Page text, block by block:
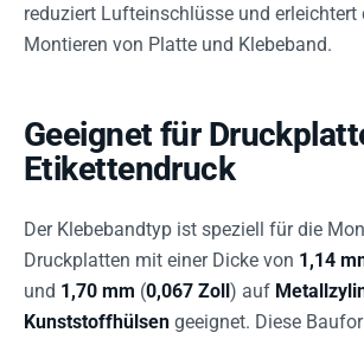
reduziert Lufteinschlüsse und
Montieren von Platte und Klebeband.
Geeignet für
Etikettendruck
Der Klebebandtyp ist speziell für die
Druckplatten mit einer Dicke von 1,14
und 1,70 mm (0,067 Zoll) auf
Kunststoffhülsen geeignet. Diese